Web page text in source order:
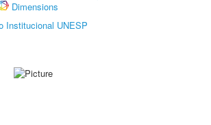
Dimensions
Institucional UNESP